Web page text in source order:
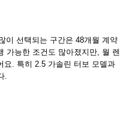
이 선택되는 구간은 48개월 계약
가능한 조건도 많아졌지만, 월 렌
요. 특히 2.5 가솔린 터보 모델과
.